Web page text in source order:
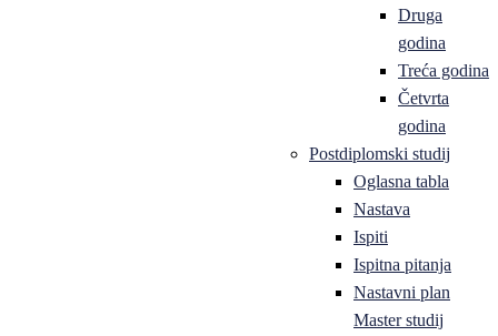
Druga
godina
Treća godina
Četvrta
godina
Postdiplomski studij
Oglasna tabla
Nastava
Ispiti
Ispitna pitanja
Nastavni plan
Master studij